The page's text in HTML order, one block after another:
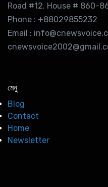
Road #12. House # 860-
Phone : +88029855232
Email :
মেনু
Blog
Contact
Home
Newsletter